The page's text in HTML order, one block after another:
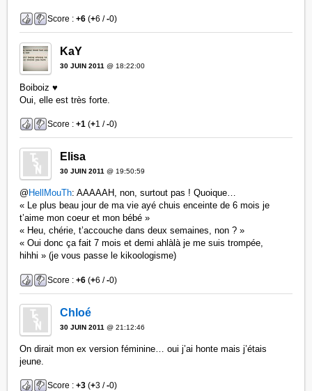
Score :+6 (+6 /-0)
KaY
30 JUIN 2011 @ 18:22:00
Boiboiz ♥
Oui, elle est très forte.
Score :+1 (+1 /-0)
Elisa
30 JUIN 2011 @ 19:50:59
@ HellMouTh: AAAAAH, non, surtout pas ! Quoique…
« Le plus beau jour de ma vie ayé chuis enceinte de 6 mois je
t’aime mon coeur et mon bébé »
« Heu, chérie, t’accouche dans deux semaines, non ? »
« Oui donc ça fait 7 mois et demi ahlàlà je me suis trompée,
hihhi » (je vous passe le kikoologisme)
Score :+6 (+6 /-0)
Chloé
30 JUIN 2011 @ 21:12:46
On dirait mon ex version féminine… oui j’ai honte mais j’étais
jeune.
Score :+3 (+3 /-0)